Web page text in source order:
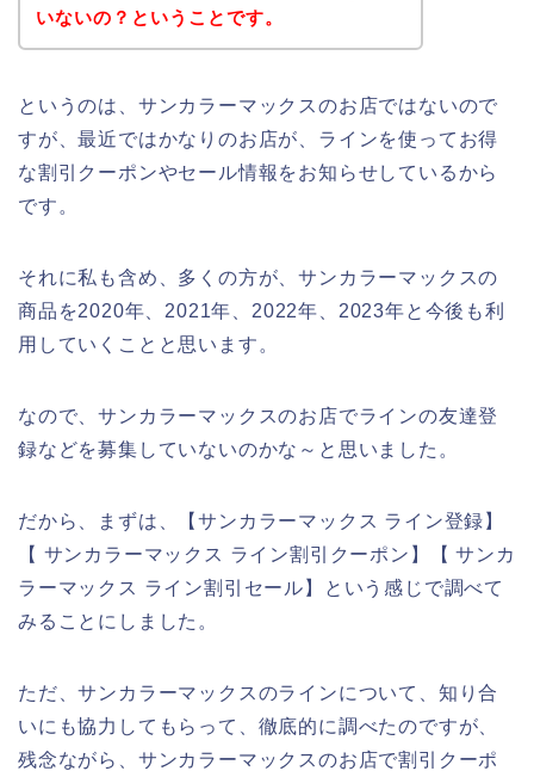
いないの？ということです。
というのは、サンカラーマックスのお店ではないので
すが、最近ではかなりのお店が、ラインを使ってお得
な割引クーポンやセール情報をお知らせしているから
です。
それに私も含め、多くの方が、サンカラーマックスの
商品を2020年、2021年、2022年、2023年と今後も利
用していくことと思います。
なので、サンカラーマックスのお店でラインの友達登
録などを募集していないのかな～と思いました。
だから、まずは、【サンカラーマックス ライン登録】
【 サンカラーマックス ライン割引クーポン】【 サンカ
ラーマックス ライン割引セール】という感じで調べて
みることにしました。
ただ、サンカラーマックスのラインについて、知り合
いにも協力してもらって、徹底的に調べたのですが、
残念ながら、サンカラーマックスのお店で割引クーポ